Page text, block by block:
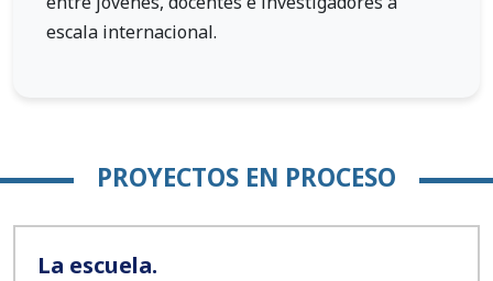
escala internacional.
PROYECTOS EN PROCESO
La escuela.